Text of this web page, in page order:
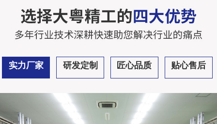
实力厂家 研发定制 匠心品质 贴心售后